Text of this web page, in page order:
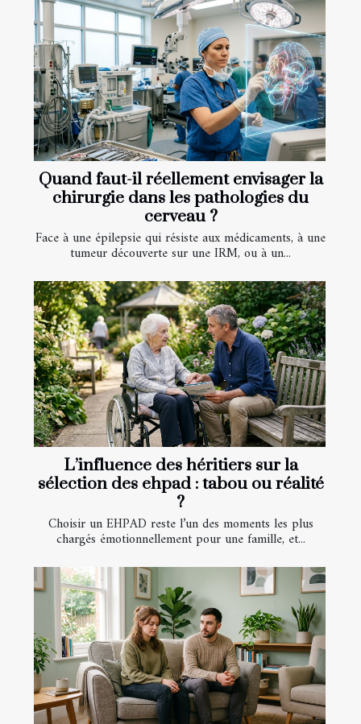
Quand faut-il réellement envisager la
chirurgie dans les pathologies du
cerveau ?
Face à une épilepsie qui résiste aux médicaments, à une
tumeur découverte sur une IRM, ou à un...
L’influence des héritiers sur la
sélection des ehpad : tabou ou réalité
?
Choisir un EHPAD reste l’un des moments les plus
chargés émotionnellement pour une famille, et...